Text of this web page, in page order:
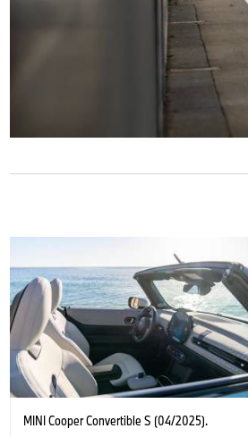
MINI Cooper Convertible S (04/2025).